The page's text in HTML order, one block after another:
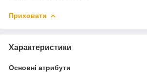
Приховати
Характеристики
Основні атрибути